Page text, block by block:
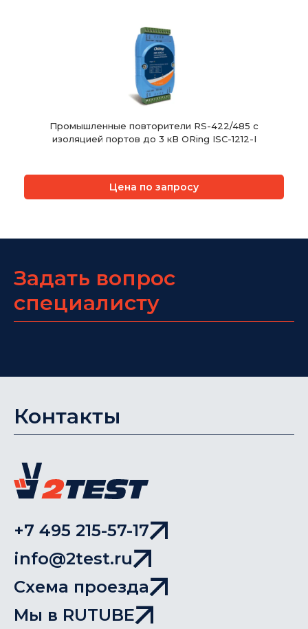
Промышленные повторители RS-422/485 с
изоляцией портов до 3 кВ ORing ISC-1212-I
Цена по запросу
Задать вопрос
специалисту
Контакты
+7 495 215-57-17
info@2test.ru
Схема проезда
Мы в RUTUBE